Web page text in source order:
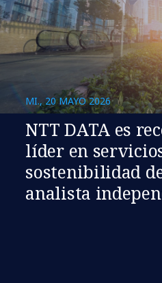
MI., 20 MAYO 2026
NTT DATA es
líder en
sostenibilidad
analista